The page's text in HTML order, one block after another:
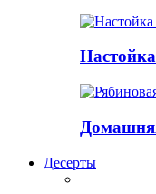
Десерты